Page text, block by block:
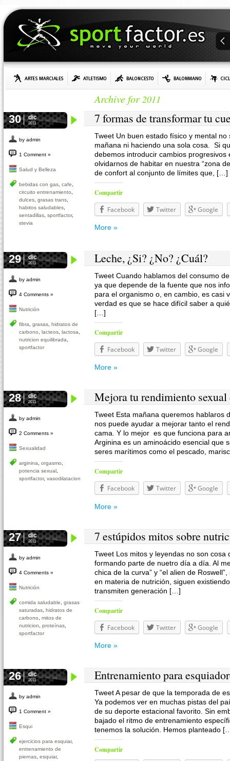
Archive for2011
30 dic
2011
by admin
1 Comment »
Salud y Belleza
bebidas con gas cafe
circuito entrenamiento
dulces grasas trans
habitos saludables
sentadillas sportfactor,
stevia
7 formas de transformar tu
Tweet Un buen estado físico y mental
mañana ni haciendo una sola cosa. Si
debemos introducir cambios progresivos
olvidarnos de habitar en nuestra “zona
de confort al conjunto de límites que, […]
Compartir
Facebook
Twitter Google
More »
29 dic
2011
by admin
4 Comments »
Nutrición
fibra grasas hidratos de
carbono
lacteos lactosa
nutricion equilibrada
sportfactor
Leche, ¿Si? ¿No? ¿Cuál?
Tweet Cuando hablamos del consumo
ya que depende de la fuente que nos
para el organismo o, en cambio, es casi
verdad es que se hace difícil saber a
[…]
Compartir
Facebook
Twitter Google
More »
28 dic
2011
by admin
2 Comments »
Sexualidad
arginina, orgasmo,
potencia sexual ,
sportfactor, vasodilatacion
Mejora tu rendimiento
Tweet Esta mañana queremos hablaros
nos puede ayudar a mejorar tanto el
cama. Y lo mejor es que funciona para
Arginina es un aminoácido esencial que
seres marítimos como el pescado,
Compartir
Facebook
Twitter Google
More »
27 dic
2011
by admin
4 Comments »
Nutrición
comida saludable
grasas
saturadas hidratos de
carbono
mitos de
nutricion
proteínas
sportfactor
7 estúpidos mitos sobre
Tweet Los mitos y leyendas no son cosa
formando parte de nuetro día a día. Al
chica de la curva” y “el alien de
en materia de nutrición, siguen
transmiten generación […]
Compartir
Facebook
Twitter Google
More »
26 dic
2011
by admin
1 Comment »
Esqui
ejercicios para esquiar,
entrenamiento de
piernas esquiar,
Entrenamiento para
Tweet A pesar de que la temporada de
Ya podemos ver en muchas pistas del
de su deporte estacional favorito. Sin
bajado el ritmo de entrenamiento
tenemos la solución. Hemos planteado
Compartir